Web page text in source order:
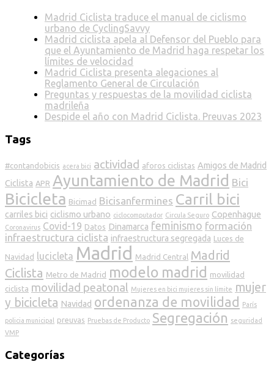
Madrid Ciclista traduce el manual de ciclismo
urbano de CyclingSavvy
Madrid ciclista apela al Defensor del Pueblo para
que el Ayuntamiento de Madrid haga respetar los
límites de velocidad
Madrid Ciclista presenta alegaciones al
Reglamento General de Circulación
Preguntas y respuestas de la movilidad ciclista
madrileña
Despide el año con Madrid Ciclista. Preuvas 2023
Tags
#contandobicis acera bici actividad aforos ciclistas Amigos de Madrid
Ciclista APR Ayuntamiento de Madrid Bici
Bicicleta Bicimad Bicisanfermines Carril bici
carriles bici ciclismo urbano ciclocomputador Circula Seguro Copenhague
Coronavirus Covid-19 Datos Dinamarca feminismo formación
infraestructura ciclista infraestructura segregada Luces de
Navidad lucicleta Madrid Madrid Central
Madrid
Ciclista Metro de Madrid modelo madrid
movilidad
ciclista movilidad peatonal Mujeres en bici mujeres sin límite mujer
y bicicleta Navidad ordenanza de movilidad París
policia municipal preuvas Pruebas de Producto Segregación seguridad
VMP
Categorías